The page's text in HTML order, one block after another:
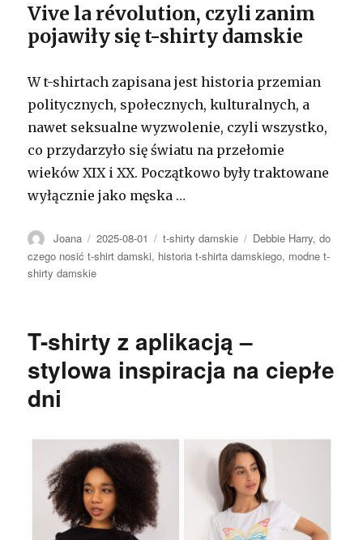
Vive la révolution, czyli zanim
pojawiły się t-shirty damskie
W t-shirtach zapisana jest historia przemian
politycznych, społecznych, kulturalnych, a
nawet seksualne wyzwolenie, czyli wszystko,
co przydarzyło się światu na przełomie
wieków XIX i XX. Początkowo były traktowane
wyłącznie jako męska …
Autor
Joana Opublikowano
2025-08-01 Kategorie
t-shirty damskie Tagi
Debbie Harry,do
czego nosić t-shirt damski, historia t-shirta damskiego, modne t-
shirty damskie
T-shirty z aplikacją –
stylowa inspiracja na ciepłe
dni